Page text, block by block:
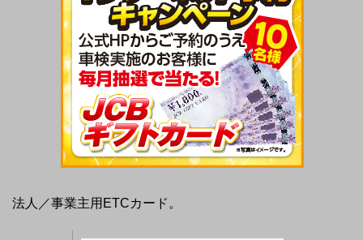
法人／事業主用ETCカード。